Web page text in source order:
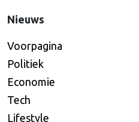
Nieuws
Voorpagina
Politiek
Economie
Tech
Lifestyle